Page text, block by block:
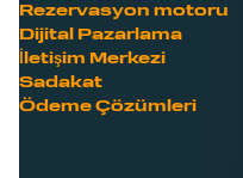
Rezervasyon motoru
Dijital Pazarlama
İletişim Merkezi
Sadakat
Ödeme Çözümleri